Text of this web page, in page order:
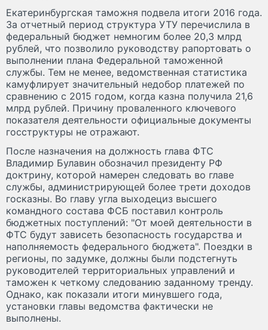
Екатеринбургская таможня подвела итоги 2016 года.
За отчетный период структура УТУ перечислила в
федеральный бюджет немногим более 20,3 млрд
рублей, что позволило руководству рапортовать о
выполнении плана Федеральной таможенной
службы. Тем не менее, ведомственная статистика
камуфлирует значительный недобор платежей по
сравнению с 2015 годом, когда казна получила 21,6
млрд рублей. Причину проваленного ключевого
показателя деятельности официальные документы
госструктуры не отражают.
После назначения на должность глава ФТС
Владимир Булавин обозначил президенту РФ
доктрину, которой намерен следовать во главе
службы, администрирующей более трети доходов
госказны. Во главу угла выходециз высшего
командного состава ФСБ поставил контроль
бюджетных поступлений: "От моей деятельности в
ФТС будут зависеть безопасность государства и
наполняемость федерального бюджета". Поездки в
регионы, по задумке, должны были подстегнуть
руководителей территориальных управлений и
таможен к четкому следованию заданному тренду.
Однако, как показали итоги минувшего года,
установки главы ведомства фактически не
выполнены.